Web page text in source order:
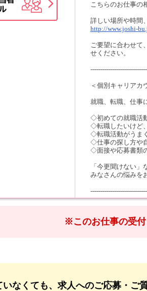
こちらのお仕事の
詳しい場所や時間
http://www.joshi-
ご要望に合わせて
せください。
＜個別キャリアカ
就職、転職、仕事
◇初めての就職活
◇転職したいけど
◇転職活動がうま
◇仕事の探し方や
◇面接や応募書類
「今更聞けない」
みなさんの悩みを
※このお仕事の受付
なくても、求人へのご応募・ご